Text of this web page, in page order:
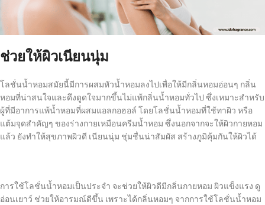
ช่วยให้ผิวเนียนนุ่ม
โลชั่นน้ำหอมสมัยนี้มีการผสมหัวน้ำหอมลงไปเพื่อให้มีกลิ่นหอมอ่อนๆ กลิ่น
หอมที่น่าสนใจและดึงดูดใจมากขึ้นไม่แพ้กลิ่นน้ำหอมทั่วไป ซึ่งเหมาะสำหรับ
ผู้ที่มีอาการแพ้น้ำหอมที่ผสมแอลกอฮอล์ โดยโลชั่นน้ำหอมที่ใช้ทาผิว หรือ
แต้มจุดสำคัญๆ ของร่างกายเหมือนครีมน้ำหอม ซึ่งนอกจากจะให้ผิวกายหอม
แล้ว ยังทำให้สุขภาพผิวดี เนียนนุ่ม ชุ่มชื่นน่าสัมผัส สร้างภูมิคุ้มกันให้ผิวได้
การใช้โลชั่นน้ำหอมเป็นประจำ จะช่วยให้ผิวดีมีกลิ่นกายหอม ผิวแข็งแรง ดู
อ่อนเยาว์ ช่วยให้อารมณ์ดีขึ้น เพราะได้กลิ่นหอมๆ จากการใช้โลชั่นน้ำหอม